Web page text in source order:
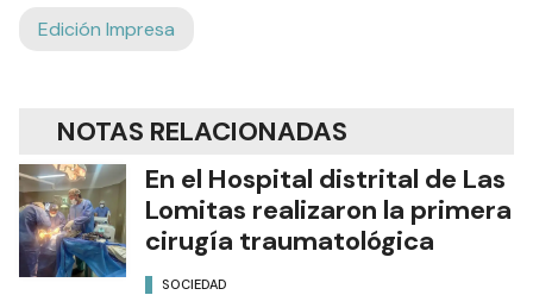
Edición Impresa
NOTAS RELACIONADAS
En el Hospital distrital de Las
Lomitas realizaron la primera
cirugía traumatológica
SOCIEDAD